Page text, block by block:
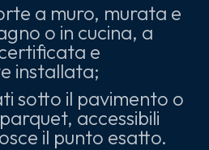
a muro, murata e
o in cucina, a
e
installata;
sotto il pavimento o
accessibili
il punto esatto.